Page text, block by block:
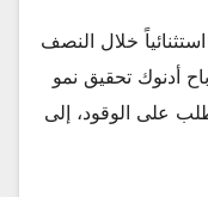
خلال النصف
أرباح أدنوك تحقيق نمو
على الوقود، إلى